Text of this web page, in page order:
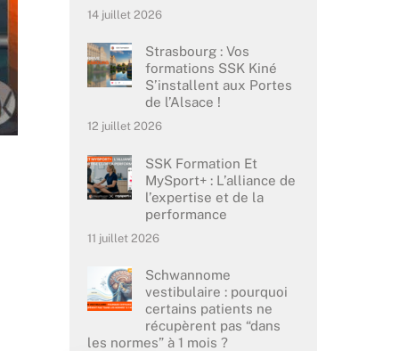
14 juillet 2026
Strasbourg : Vos
formations SSK Kiné
S’installent aux Portes
de l’Alsace !
12 juillet 2026
SSK Formation Et
MySport+ : L’alliance de
l’expertise et de la
performance
11 juillet 2026
Schwannome
vestibulaire : pourquoi
certains patients ne
récupèrent pas “dans
les normes” à 1 mois ?